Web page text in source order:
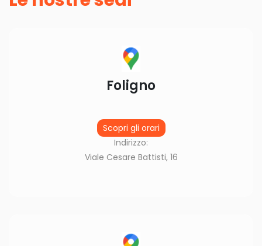
Foligno
Scopri gli orari
Indirizzo:
Viale Cesare Battisti, 16